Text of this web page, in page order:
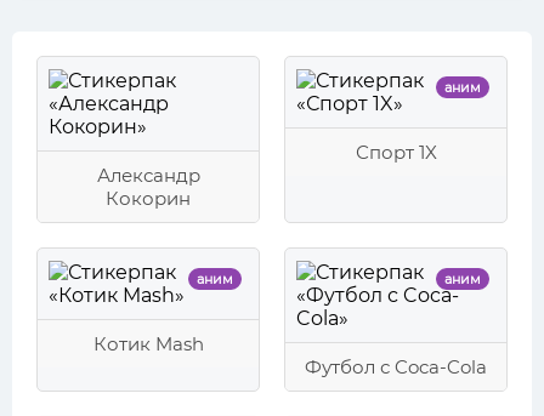
Александр
Кокорин
аним
Спорт 1X
аним
Котик Mash
аним
Футбол с Coca-Cola